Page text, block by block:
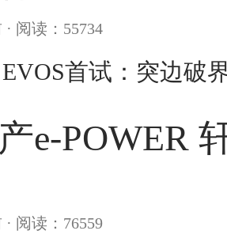
阅读：55734
e-POWER
阅读：76559